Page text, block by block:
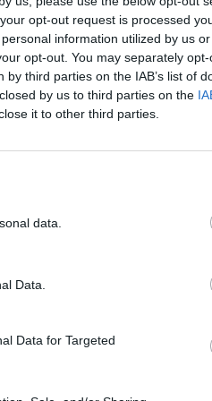
opt-out request is processed
information utilized by us
opt-out. You may separately
third parties on the IAB’s list of
by us to third parties on the
it to other third parties.
data.
Data.
Data for Targeted
i segni di un terribile
stagione?